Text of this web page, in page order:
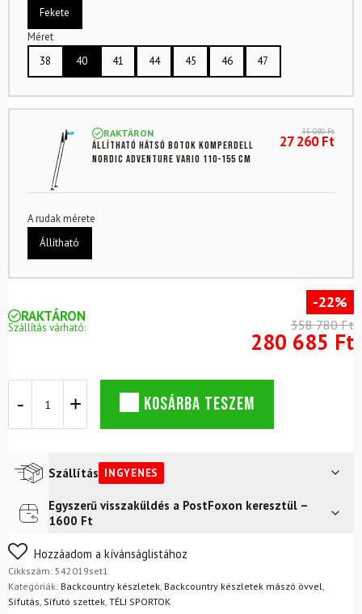
Fekete
Méret
38
40 41 44 45 46 47
RAKTÁRON
Állítható hátsó botok KOMPERDELL
Nordic Adventure Vario 110-155 cm
35 080Ft
27 260Ft
A rudak mérete
Állítható
RAKTÁRON
Szállítás várható:
-22%
358 780 Ft
280 685 Ft
Nansen
csúszásmentes
övvel
kötések
ALPINA
Outlander
cipő
+
rudak
KOSÁRBA TESZEM
Szállítás INGYENES
Futár a címreIngyenes
Egyszerű visszaküldés a PostFoxon keresztül –
1600 Ft
Nem biztos a választásában? Semmi gond – a terméket
egyszerűen visszaküldheti 14 napon belül, indoklás nélkül.
Mik a visszaküldés feltételei?
Hozzáadom a kívánságlistához
Cikkszám: 542019set1
Kategóriák: Backcountry készletek, Backcountry készletek mászó övvel,
Sífutás, Sífutó szettek, TÉLI SPORTOK